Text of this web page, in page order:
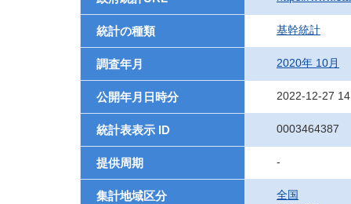
統計の種類 基幹統計
調査年月 2020年 10月
公開年月日時分 2022-12-27
統計表表示 ID 0003464387
提供周期 -
集計地域区分
全国